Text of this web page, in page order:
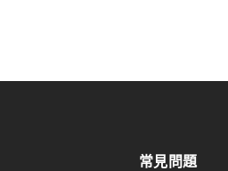
常見問題